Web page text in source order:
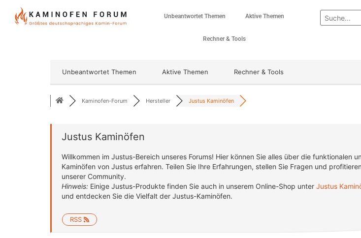
Unbeantwortet Themen Aktive Themen
Rechner & Tools
Unbeantwortet Themen Aktive Themen Rechner & Tools
Kaminofen-Forum Hersteller Justus Kaminöfen
Justus Kaminöfen
Willkommen im Justus-Bereich unseres Forums! Hier können Sie alles über die funktionalen
Kaminöfen von Justus erfahren. Teilen Sie Ihre Erfahrungen, stellen Sie Fragen und
unserer Community.
Hinweis: Einige Justus-Produkte finden Sie auch in unserem Online-Shop unter Justus
und entdecken Sie die Vielfalt der Justus-Kaminöfen.
RSS